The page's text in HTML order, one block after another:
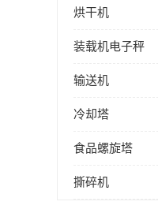
烘干机
装载机电子秤
输送机
冷却塔
食品螺旋塔
撕碎机